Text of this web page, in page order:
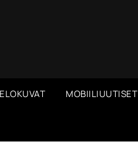
ELOKUVAT MOBIILIUUTISET